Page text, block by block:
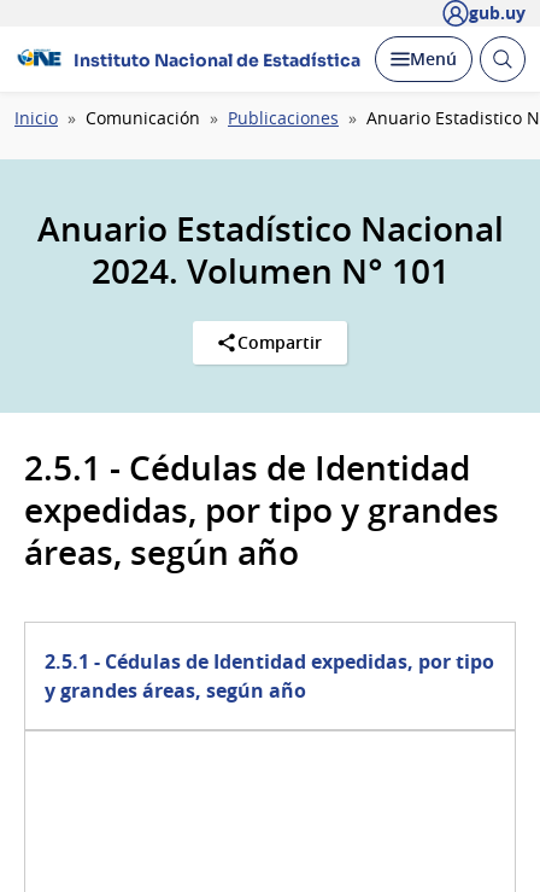
gub.uy
Instituto Nacional de Estadística Desplegar
Menú Abrir
Ruta
navegación
Inicio Comunicación Publicaciones Anuario Estadistico
Anuario Estadístico Nacional
2024. Volumen N° 101
Compartir
2.5.1 - Cédulas de Identidad
expedidas, por tipo y grandes
áreas, según año
2.5.1 - Cédulas de Identidad expedidas, por tipo
y grandes áreas, según año